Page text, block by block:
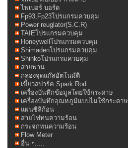
ไพเบอร์ บอร์ด
Fp93,Fp23โปรแกรมควบคุม
Power reuglator(S.C.R)
TAIEโปรแกรมควบคุม
Honeywellโปรแกรมควบคุม
Shimadenโปรแกรมควบคุม
Shinkoโปรแกรมควบคุม
สายพาน
กล่องจุดแก๊สอัตโนมัติ
เขี้ยวสปาร์ค Spark Rod
เครื่องบันทึกข้อมูลโดย่ใช้กระดาษ
เครื่องบันทึกอุณหภูมิแบบไม่ใช้กระดาษ
แผ่นซิลิก้อน
สายไฟทนความร้อน
กระจกทนความร้อน
Flow Meter
อื่น ๆ.....